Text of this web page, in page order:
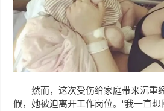
然而，这次受伤给家庭带来沉重
假，她被迫离开工作岗位。“我一直